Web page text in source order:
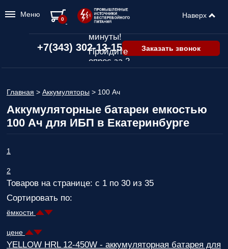
+7(343) 302-13-15 Заказать звонок
Главная > Аккумуляторы > 100 Ач
Аккумуляторные батареи емкостью
100 Ач для ИБП в Екатеринбурге
1
2
Товаров на странице: с 1 по 30 из 35
Сортировать по:
ёмкости
цене
YELLOW HRL 12-450W - аккумуляторная батарея для
Меню Наверх
0
Подбор ИБП
минуты!
Пройдите
опрос за 2
минуты
какой ИБП
подходит
именно вам!
Пройдите
ИБПс
параметры!